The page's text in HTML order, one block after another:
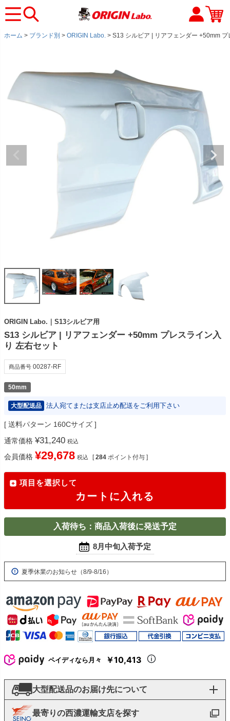
ホーム ブランド別 ORIGIN Labo. S13 シルビア | リアフェンダー +50mm
ORIGIN Labo.｜S13シルビア用
S13 シルビア | リアフェンダー +50mm プレスライン入
り 左右セット
商品番号 00287-RF
50mm
大型配送品 法人宛てまたは支店止め配送をご利用下さい
送料パターン 160Cサイズ
通常価格 ¥31,240 税込
会員価格 ¥29,678 税込 [ 284 ポイント付与 ]
項目を選択して
カートに入れる
入荷待ち：商品入荷後に発送予定
8月中旬入荷予定
夏季休業のお知らせ（8/9-8/16）
ペイディなら月々 ￥10,413
大型配送品のお届け先について
最寄りの西濃運輸支店を探す